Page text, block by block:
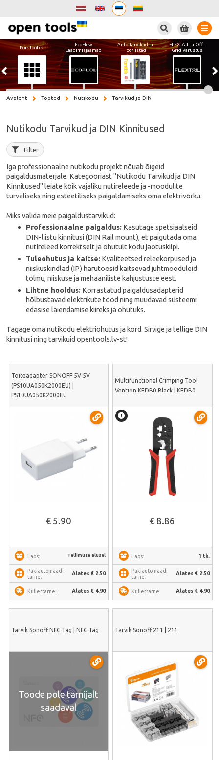
Kõik tooted
EcoFlow
Laadimisjaamad
Auto Tarvikud ja
Tööriistad
FLEXTAIL ja Off-
Grid Varustus
Avaleht Tooted Nutikodu Tarvikud ja DIN
Nutikodu Tarvikud ja DIN Kinnitused
Filter
Iga professionaalne nutikodu projekt nõuab õigeid
paigaldusmaterjale. Kategooriast "Nutikodu Tarvikud ja DIN
Kinnitused" leiate kõik vajaliku nutireleede ja -moodulite
turvaliseks ning esteetiliseks paigaldamiseks oma elektrivõrku.
Miks valida meie paigaldustarvikud:
Professionaalne paigaldus: Kasutage spetsiaalseid
DIN-liistu kinnitusi (DIN Rail mount), et paigutada oma
nutireleed korrektselt ja ohutult kodu jaotuskilpi.
Tuleohutus ja kaitse: Kvaliteetsed releekorpused ja
niiskuskindlad (IP) harutoosid kaitsevad juhtmooduleid
tolmu, niiskuse ja mehaaniliste kahjustuste eest.
Lihtne hooldus: Korrastatud paigaldusadapterid
hõlbustavad elektrikute tööd ning muudavad süsteemi
edasise laiendamise kiireks ja ohutuks.
Tagage oma nutikodu elektriohutus ja kord. Sirvige ja tellige DIN
kinnitusi ning tarvikuid opentools.lv-st!
Toiteadapter SONOFF 5V 5V
(PS10UA050K2000EU) |
PS10UA050K2000EU
€ 5.90
Laos: Tellimuse alusel
Pakiautomaadi
tarne:
Alates € 2.50
Kullertarne: Alates € 4.90
Multifunctional Crimping Tool
Vention KEDB0 Black | KEDB0
€ 8.86
Laos: 1 tk.
Pakiautomaadi
tarne:
Alates € 2.50
Kullertarne: Alates € 4.90
Tarvik Sonoff NFC-Tag | NFC-Tag
Toode pole tarnijalt
saadaval
Tarvik Sonoff 211 | 211